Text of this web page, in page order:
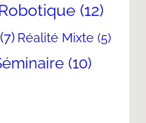
Robotique (12)
(7) Réalité Mixte (5)
(10)